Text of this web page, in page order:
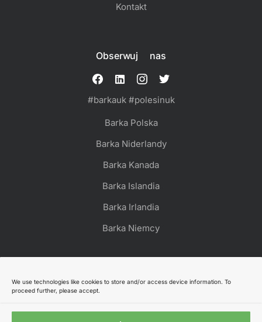
We use technologies like cookies to store and/or access device information. To
proceed further, please accept.
Kontakt
Obserwuj nas
#barkauk #polesinuk
Barka Polska
Barka Niderlandy
Barka Kanada
Barka Islandia
Barka Irlandia
Barka Niemcy
© 2025 Barka UK Charity. Wszystkie prawa zastrzeżone